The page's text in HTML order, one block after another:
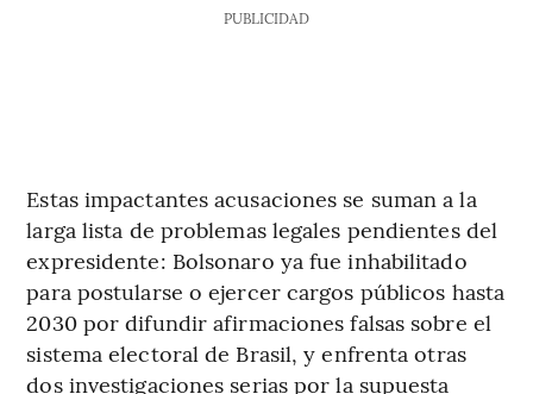
PUBLICIDAD
Estas impactantes acusaciones se suman a la
larga lista de problemas legales pendientes del
expresidente: Bolsonaro ya fue inhabilitado
para postularse o ejercer cargos públicos hasta
2030 por difundir afirmaciones falsas sobre el
sistema electoral de Brasil, y enfrenta otras
dos investigaciones serias por la supuesta